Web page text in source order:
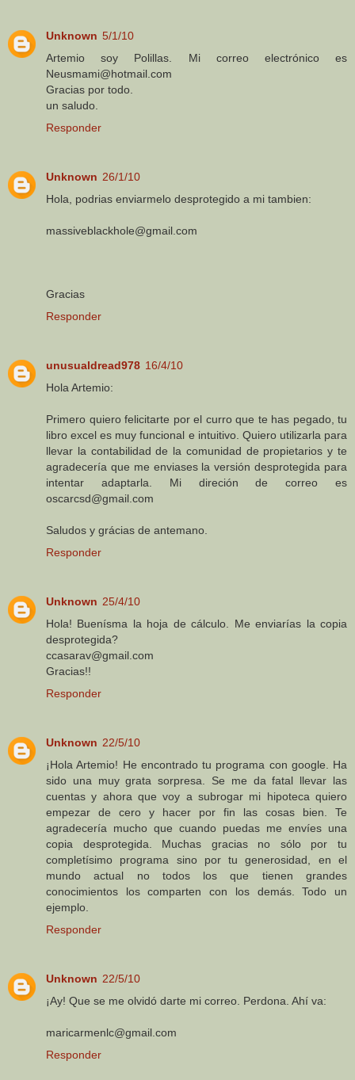
Unknown 5/1/10
Artemio soy Polillas. Mi correo electrónico es
Neusmami@hotmail.com
Gracias por todo.
un saludo.
Responder
Unknown 26/1/10
Hola, podrias enviarmelo desprotegido a mi tambien:
massiveblackhole@gmail.com
Gracias
Responder
unusualdread978 16/4/10
Hola Artemio:
Primero quiero felicitarte por el curro que te has pegado, tu
libro excel es muy funcional e intuitivo. Quiero utilizarla para
llevar la contabilidad de la comunidad de propietarios y te
agradecería que me enviases la versión desprotegida para
intentar adaptarla. Mi direción de correo es
oscarcsd@gmail.com
Saludos y grácias de antemano.
Responder
Unknown 25/4/10
Hola! Buenísma la hoja de cálculo. Me enviarías la copia
desprotegida?
ccasarav@gmail.com
Gracias!!
Responder
Unknown 22/5/10
¡Hola Artemio! He encontrado tu programa con google. Ha
sido una muy grata sorpresa. Se me da fatal llevar las
cuentas y ahora que voy a subrogar mi hipoteca quiero
empezar de cero y hacer por fin las cosas bien. Te
agradecería mucho que cuando puedas me envíes una
copia desprotegida. Muchas gracias no sólo por tu
completísimo programa sino por tu generosidad, en el
mundo actual no todos los que tienen grandes
conocimientos los comparten con los demás. Todo un
ejemplo.
Responder
Unknown 22/5/10
¡Ay! Que se me olvidó darte mi correo. Perdona. Ahí va:
maricarmenlc@gmail.com
Responder